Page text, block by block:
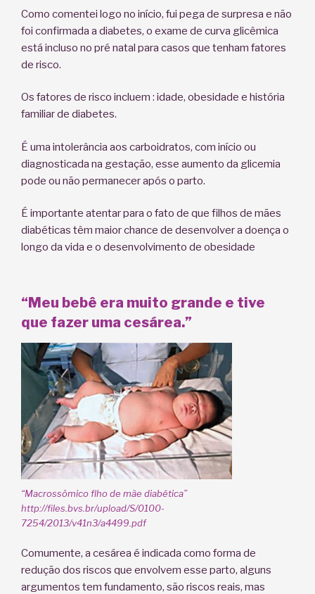
Como comentei logo no início, fui pega de surpresa e não
foi confirmada a diabetes, o exame de curva glicêmica
está incluso no pré natal para casos que tenham fatores
de risco.
Os fatores de risco incluem : idade, obesidade e história
familiar de diabetes.
É uma intolerância aos carboidratos, com início ou
diagnosticada na gestação, esse aumento da glicemia
pode ou não permanecer após o parto.
É importante atentar para o fato de que filhos de mães
diabéticas têm maior chance de desenvolver a doença o
longo da vida e o desenvolvimento de obesidade
“Meu bebê era muito grande e tive
que fazer uma cesárea.”
“Macrossômico flho de mãe diabética”
http://files.bvs.br/upload/S/0100-
7254/2013/v41n3/a4499.pdf
Comumente, a cesárea é indicada como forma de
redução dos riscos que envolvem esse parto, alguns
argumentos tem fundamento, são riscos reais, mas